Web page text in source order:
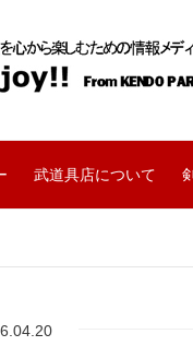
武道具店について